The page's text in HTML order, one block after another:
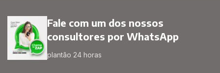
Fale com um dos nossos
consultores por WhatsApp
plantão 24 horas